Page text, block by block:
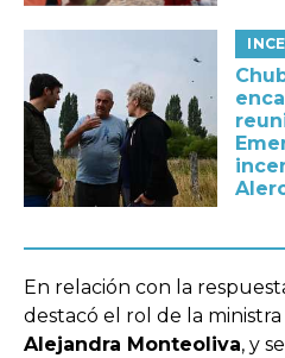
En relación con la
destacó el rol de la
Alejandra Monteoliva, y